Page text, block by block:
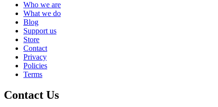
Who we are
What we do
Blog
Support us
Store
Contact
Privacy
Policies
Terms
Contact Us